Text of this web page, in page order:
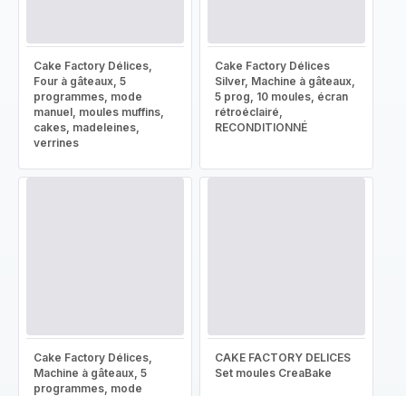
Cake Factory Délices,
Four à gâteaux, 5
programmes, mode
manuel, moules muffins,
cakes, madeleines,
verrines
Cake Factory Délices
Silver, Machine à gâteaux,
5 prog, 10 moules, écran
rétroéclairé,
RECONDITIONNÉ
Cake Factory Délices,
Machine à gâteaux, 5
programmes, mode
CAKE FACTORY DELICES
Set moules CreaBake